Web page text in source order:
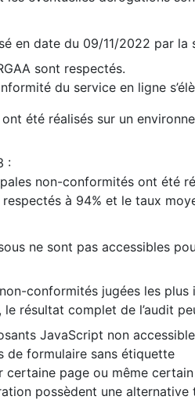
en date du 09/11/2022 par
sont respectés.
du service en ligne
été réalisés sur un
:
non-conformités ont été
respectés à 94% et le taux
ne sont pas accessibles
conformités jugées les
le résultat complet de l’audit
JavaScript non
de formulaire sans étiquette
certaine page ou même
possèdent une alternative